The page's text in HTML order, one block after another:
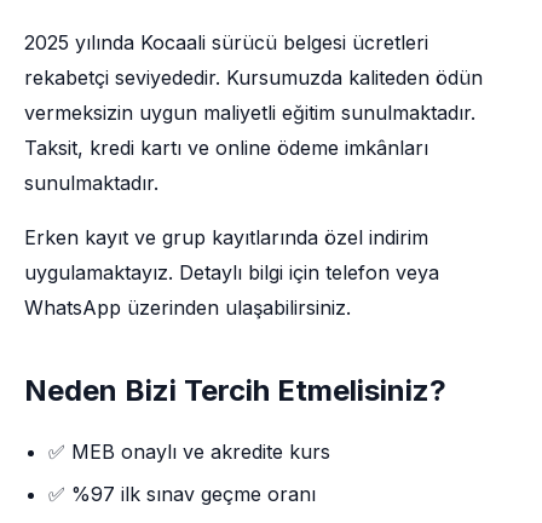
2025 yılında Kocaali sürücü belgesi ücretleri
rekabetçi seviyededir. Kursumuzda kaliteden ödün
vermeksizin uygun maliyetli eğitim sunulmaktadır.
Taksit, kredi kartı ve online ödeme imkânları
sunulmaktadır.
Erken kayıt ve grup kayıtlarında özel indirim
uygulamaktayız. Detaylı bilgi için telefon veya
WhatsApp üzerinden ulaşabilirsiniz.
Neden Bizi Tercih Etmelisiniz?
✅ MEB onaylı ve akredite kurs
✅ %97 ilk sınav geçme oranı